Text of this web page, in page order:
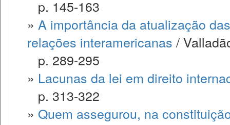
p. 145-163
» A importância da atualização
relações interamericanas /
p. 289-295
» Lacunas da lei em direito
p. 313-322
» Quem assegurou, na